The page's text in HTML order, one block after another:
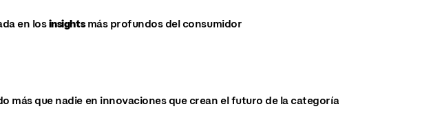
en losinsightsmás profundos del consumidor
más que nadie en innovaciones que crean el futuro de la categoría